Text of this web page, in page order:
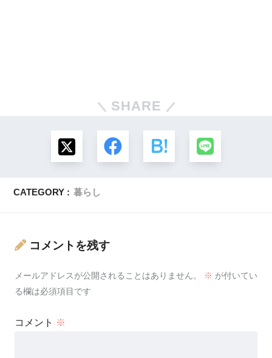
SHARE
CATEGORY : 暮らし
コメントを残す
メールアドレスが公開されることはありません。 ※ が付いてい
る欄は必須項目です
コメント ※